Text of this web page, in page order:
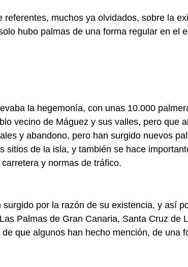
muchos ya olvidados, sobre la
hubo palmas de una forma regular en el
la hegemonía, con unas 10.000
vecino de Máguez y sus valles, pero que
y abandono, pero han surgido nuevos
de la isla, y también se hace
y normas de tráfico.
por la razón de su existencia, y así
Palmas de Gran Canaria, Santa Cruz de
que algunos han hecho mención, de una